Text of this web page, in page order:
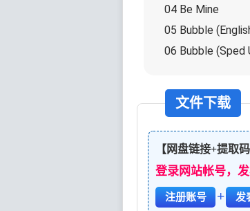
04 Be Mine
05 Bubble
06 Bubble (Sped
文件下载
【网盘链接+提取码
登录网站帐号，
注册账号 + 发